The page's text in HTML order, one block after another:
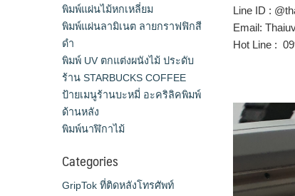
Line ID :
Email:
Hot Line :
พิมพ์แผ่นไม้หกเหลี่ยม
พิมพ์แผ่นลามิเนต ลายกราฟฟิกสี
ดำ
พิมพ์ UV ตกแต่งผนังไม้ ประดับ
ร้าน STARBUCKS COFFEE
ป้ายเมนูร้านบะหมี่ อะคริลิคพิมพ์
ด้านหลัง
พิมพ์นาฬิกาไม้
Categories
GripTok ที่ติดหลังโทรศัพท์